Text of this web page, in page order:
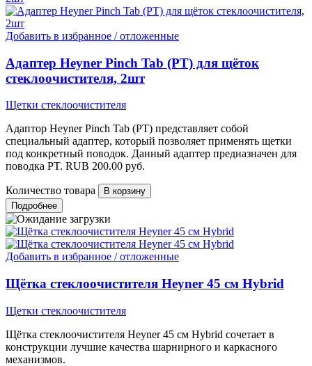
Добавить в избранное / отложенные
Адаптер Heyner Pinch Tab (PT) для щёток
стеклоочистителя, 2шт
Щетки стеклоочистителя
Адаптор Heyner Pinch Tab (PT) представляет собой
специальный адаптер, который позволяет применять щетки
под конкретный поводок. Данный адаптер предназначен для
поводка PT. RUB 200.00 руб.
Количество товара
Подробнее
Добавить в избранное / отложенные
Щётка стеклоочистителя Heyner 45 см Hybrid
Щетки стеклоочистителя
Щётка стеклоочистителя Heyner 45 см Hybrid сочетает в
конструкции лучшие качества шарнирного и каркасного
механизмов.